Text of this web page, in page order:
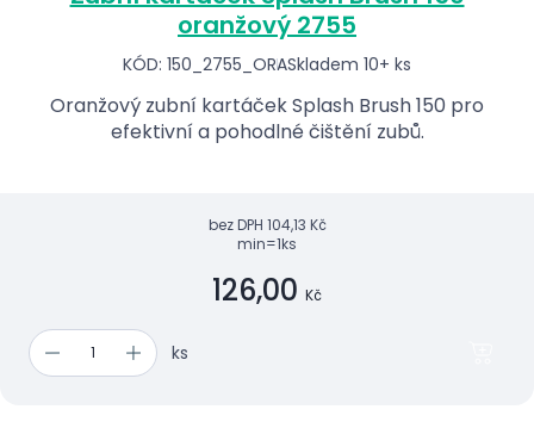
oranžový 2755
KÓD: 150_2755_ORASkladem 10+ ks
Oranžový zubní kartáček Splash Brush 150 pro
efektivní a pohodlné čištění zubů.
bez DPH 104,13 Kč
min=1ks
126,00 Kč
ks